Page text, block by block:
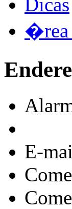
�rea
E-